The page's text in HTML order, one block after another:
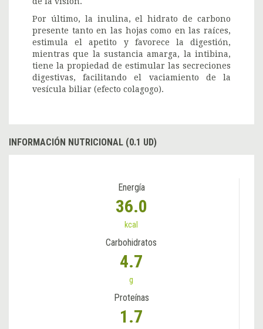
Por último, la inulina, el hidrato de carbono
presente tanto en las hojas como en las raíces,
estimula el apetito y favorece la digestión,
mientras que la sustancia amarga, la intibina,
tiene la propiedad de estimular las secreciones
digestivas, facilitando el vaciamiento de la
vesícula biliar (efecto colagogo).
INFORMACIÓN NUTRICIONAL (0.1 UD)
Energía
36.0
kcal
Carbohidratos
4.7
g
Proteínas
1.7